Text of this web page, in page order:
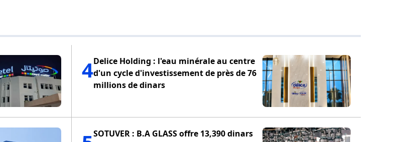
4Delice Holding : l'eau minérale au centre
d'un cycle d'investissement de près de 76
millions de dinars
SOTUVER : B.A GLASS offre 13,390 dinars